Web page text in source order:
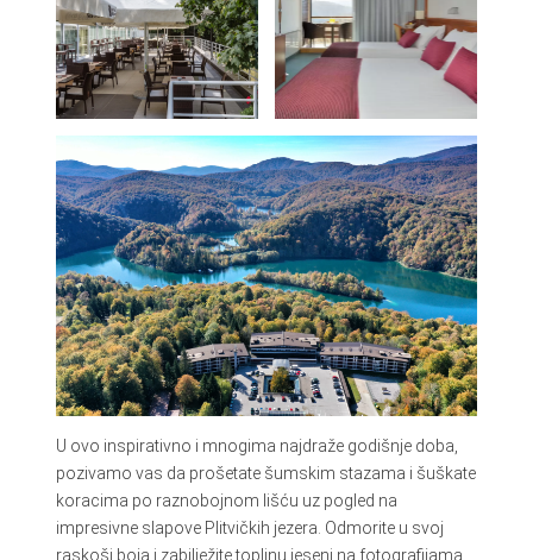
U ovo inspirativno i mnogima najdraže godišnje doba,
pozivamo vas da prošetate šumskim stazama i šuškate
koracima po raznobojnom lišću uz pogled na
impresivne slapove Plitvičkih jezera. Odmorite u svoj
raskoši boja i zabilježite toplinu jeseni na fotografijama